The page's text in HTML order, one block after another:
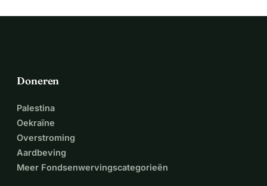
Doneren
Palestina
Oekraïne
Overstroming
Aardbeving
Meer Fondsenwervingscategorieën